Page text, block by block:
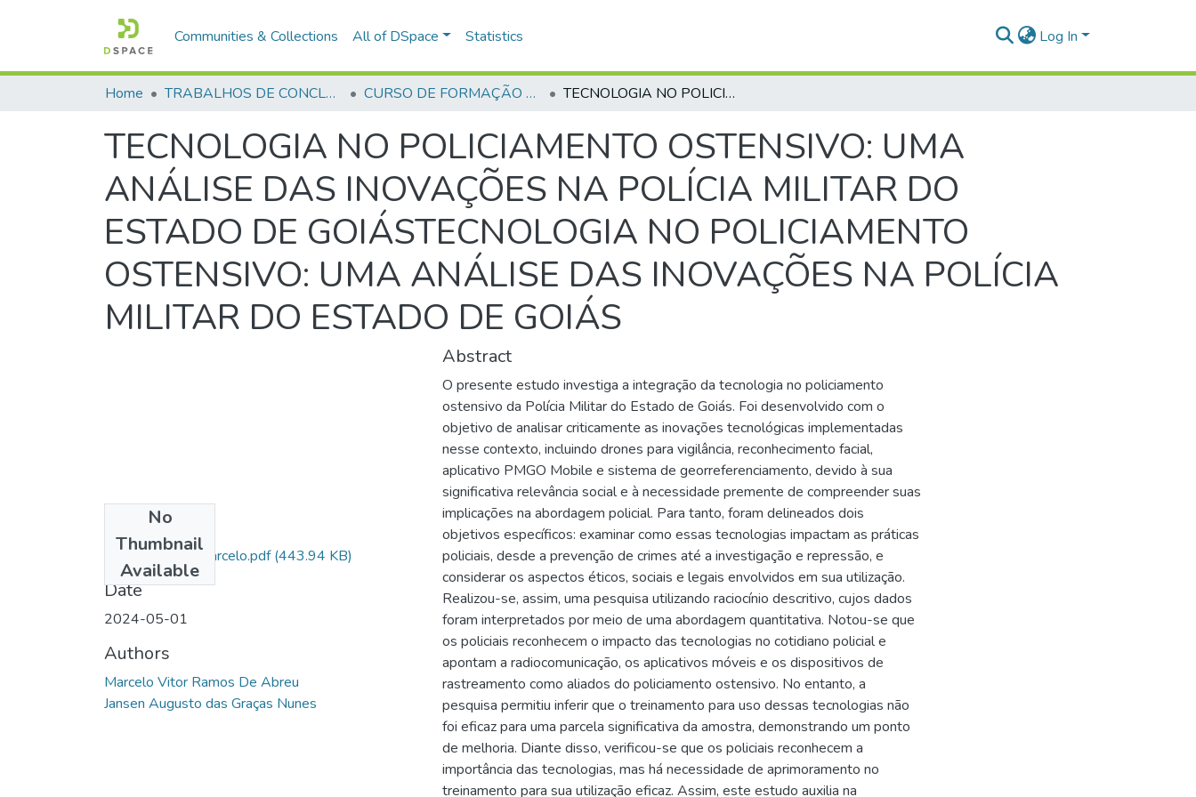
Communities & Collections All of DSpace Statistics Log In
Home TRABALHOS DE CONCLUSÃO DE CURSO - CFP (CURSO DE FORMAÇÃO DE PRAÇAS) CURSO DE FORMAÇÃO DE PRAÇAS - CFP - 2024 TECNOLOGIA NO POLICIAMENTO OSTENSIVO: UMA ANÁLISE DAS INOVAÇÕES NA POLÍCIA MILITAR DO ESTADO DE GOIÁSTECNOLOGIA NO POLICIAMENTO OSTENSIVO: UMA ANÁLISE DAS INOVAÇÕES NA POLÍCIA MILITAR DO ESTADO DE GOIÁS
TECNOLOGIA NO POLICIAMENTO OSTENSIVO: UMA
ANÁLISE DAS INOVAÇÕES NA POLÍCIA MILITAR DO
ESTADO DE GOIÁSTECNOLOGIA NO POLICIAMENTO
OSTENSIVO: UMA ANÁLISE DAS INOVAÇÕES NA POLÍCIA
MILITAR DO ESTADO DE GOIÁS
No
Thumbnail
Available
Depósito Final Marcelo.pdf(443.94 KB)
Date
2024-05-01
Authors
Marcelo Vitor Ramos De Abreu
Jansen Augusto das Graças Nunes
Abstract
O presente estudo investiga a integração da tecnologia no policiamento
ostensivo da Polícia Militar do Estado de Goiás. Foi desenvolvido com o
objetivo de analisar criticamente as inovações tecnológicas implementadas
nesse contexto, incluindo drones para vigilância, reconhecimento facial,
aplicativo PMGO Mobile e sistema de georreferenciamento, devido à sua
significativa relevância social e à necessidade premente de compreender suas
implicações na abordagem policial. Para tanto, foram delineados dois
objetivos específicos: examinar como essas tecnologias impactam as práticas
policiais, desde a prevenção de crimes até a investigação e repressão, e
considerar os aspectos éticos, sociais e legais envolvidos em sua utilização.
Realizou-se, assim, uma pesquisa utilizando raciocínio descritivo, cujos dados
foram interpretados por meio de uma abordagem quantitativa. Notou-se que
os policiais reconhecem o impacto das tecnologias no cotidiano policial e
apontam a radiocomunicação, os aplicativos móveis e os dispositivos de
rastreamento como aliados do policiamento ostensivo. No entanto, a
pesquisa permitiu inferir que o treinamento para uso dessas tecnologias não
foi eficaz para uma parcela significativa da amostra, demonstrando um ponto
de melhoria. Diante disso, verificou-se que os policiais reconhecem a
importância das tecnologias, mas há necessidade de aprimoramento no
treinamento para sua utilização eficaz. Assim, este estudo auxilia na